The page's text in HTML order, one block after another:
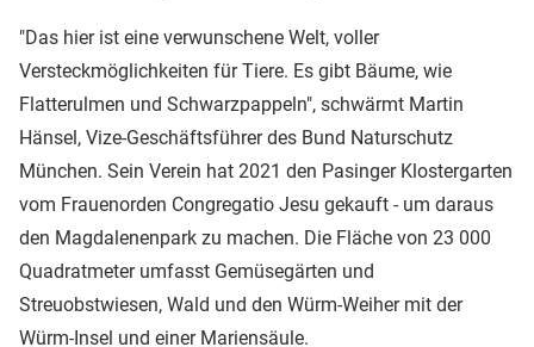
"Das hier ist eine verwunschene Welt, voller
Versteckmöglichkeiten für Tiere. Es gibt Bäume, wie
Flatterulmen und Schwarzpappeln", schwärmt Martin
Hänsel, Vize-Geschäftsführer des Bund Naturschutz
München. Sein Verein hat 2021 den Pasinger Klostergarten
vom Frauenorden Congregatio Jesu gekauft - um daraus
den Magdalenenpark zu machen. Die Fläche von 23 000
Quadratmeter umfasst Gemüsegärten und
Streuobstwiesen, Wald und den Würm-Weiher mit der
Würm-Insel und einer Mariensäule.